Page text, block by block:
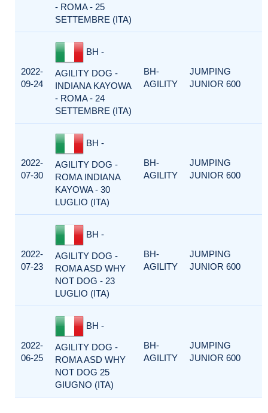
- ROMA - 25
SETTEMBRE (ITA)
2022-
09-24
BH -
AGILITY DOG -
INDIANA KAYOWA
- ROMA - 24
SETTEMBRE (ITA)
BH-
AGILITY
JUMPING
JUNIOR 600
2022-
07-30
BH -
AGILITY DOG -
ROMA INDIANA
KAYOWA - 30
LUGLIO (ITA)
BH-
AGILITY
JUMPING
JUNIOR 600
2022-
07-23
BH -
AGILITY DOG -
ROMA ASD WHY
NOT DOG - 23
LUGLIO (ITA)
BH-
AGILITY
JUMPING
JUNIOR 600
2022-
06-25
BH -
AGILITY DOG -
ROMA ASD WHY
NOT DOG 25
GIUGNO (ITA)
BH-
AGILITY
JUMPING
JUNIOR 600